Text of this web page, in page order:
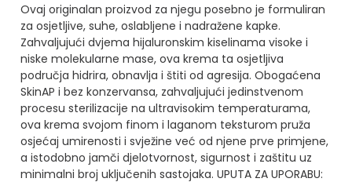
Ovaj originalan proizvod za njegu posebno je formuliran
za osjetljive, suhe, oslabljene i nadražene kapke.
Zahvaljujući dvjema hijaluronskim kiselinama visoke i
niske molekularne mase, ova krema ta osjetljiva
područja hidrira, obnavlja i štiti od agresija. Obogaćena
SkinAP i bez konzervansa, zahvaljujući jedinstvenom
procesu sterilizacije na ultravisokim temperaturama,
ova krema svojom finom i laganom teksturom pruža
osjećaj umirenosti i svježine već od njene prve primjene,
a istodobno jamči djelotvornost, sigurnost i zaštitu uz
minimalni broj uključenih sastojaka. UPUTA ZA UPORABU: